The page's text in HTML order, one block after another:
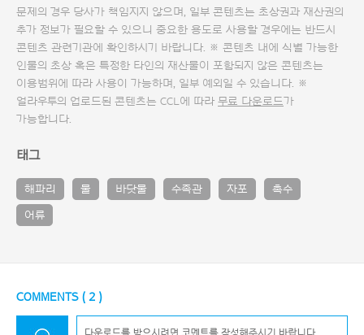
문제의 경우 당사가 책임지지 않으며, 일부 콘텐츠는 초상권과 재산권의
추가 정보가 필요할 수 있으니 중요한 용도로 사용할 경우에는 반드시
콘텐츠 관련기관에 확인하시기 바랍니다. ※ 콘텐츠 내에 식별 가능한
인물의 초상 혹은 특정한 타인의 재산물이 포함되지 않은 콘텐츠는
이용범위에 따라 사용이 가능하며, 일부 예외일 수 있습니다. ※
얼라우투의 업로드된 콘텐츠는 CCL에 따라 무료 다운로드가
가능합니다.
태그
해파리 물 바닷물 수족관 자포 촉수
어류
COMMENTS ( 2 )